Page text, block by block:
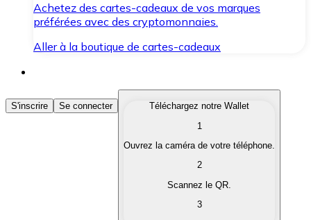
Achetez des cartes-cadeaux de vos marques
préférées avec des cryptomonnaies.
Aller à la boutique de cartes-cadeaux
Acheter des Cryptomonnaies
Achetez les cryptomonnaies qui vous intéressent
Convertissez vos cryptomonnaies en monnaie
S'inscrire Se connecter
Téléchargez notre Wallet
1
Ouvrez la caméra de votre téléphone.
2
Scannez le QR.
3